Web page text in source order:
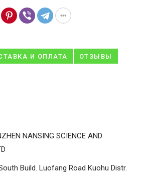
И ОПЛАТА ОТЗЫВЫ
NANSING SCIENCE AND
Build. Luofang Road Kuohu Distr.